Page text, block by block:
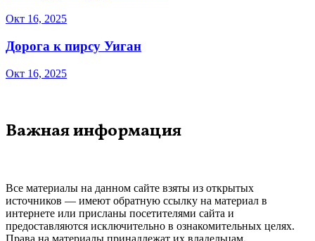
Окт 16, 2025
Дорога к пирсу Уиган
Окт 16, 2025
Важная информация
Все материалы на данном сайте взяты из открытых
источников — имеют обратную ссылку на материал в
интернете или присланы посетителями сайта и
предоставляются исключительно в ознакомительных целях.